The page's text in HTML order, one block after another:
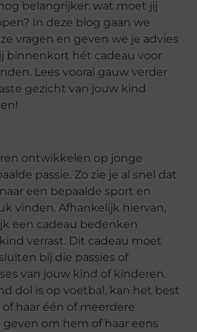
belangrijker: wat moet jij
In deze blog gaan we
vragen en geven we je advies
binnenkort hét cadeau voor
Lees vooral gauw verder
gezicht van jouw kind
ontwikkelen op jonge
passie. Zo zie je al snel dat
een bepaalde sport en
vinden. Afhankelijk hiervan,
een cadeau bedenken
verrast. Dit cadeau moet
bij die passies of
van jouw kind of kinderen.
dol is op voetbal, kan het best
haar één of meerdere
geven om hem of haar eens